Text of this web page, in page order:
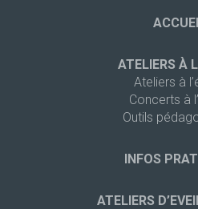
ATELIERS À
Ateliers à
Concerts à
Outils
INFOS
ATELIERS